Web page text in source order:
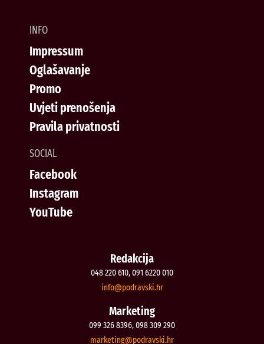
INFO
Impressum
Oglašavanje
Promo
Uvjeti prenošenja
Pravila privatnosti
SOCIAL
Facebook
Instagram
YouTube
Redakcija
048 220 610, 091 6220 010
rh.iksvardop
@ofni
Marketing
099 326 8396, 098 309 290
rh.iksvardop
@gnitekram